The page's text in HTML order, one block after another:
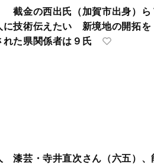
截金の西出氏（加賀市出身）ら
技術伝えたい 新境地の開拓
た県関係者は９氏
漆芸・寺井直次さん（六五）、